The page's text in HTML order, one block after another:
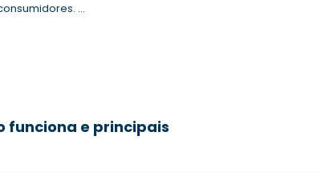
...
funciona e principais